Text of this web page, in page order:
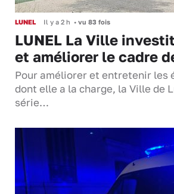
LUNEL Il y a 2 h • vu 83 fois
LUNEL La Ville
et améliorer le cadre
Pour améliorer et entretenir les
dont elle a la charge, la Ville de
série…